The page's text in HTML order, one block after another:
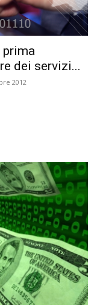
prima
dei servizi...
2012